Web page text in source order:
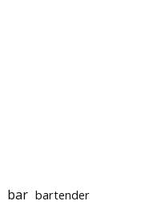
bar bartender